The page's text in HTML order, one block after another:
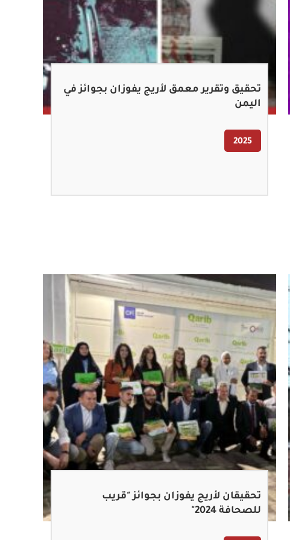
تحقيق وتقرير معمق لأريج يفوزان بجوائز في
اليمن‎
2025
تحقيقان لأريج يفوزان بجوائز "قريب
للصحافة 2024"